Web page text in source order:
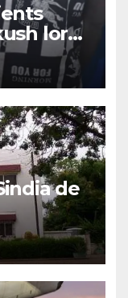
lors
dans
de